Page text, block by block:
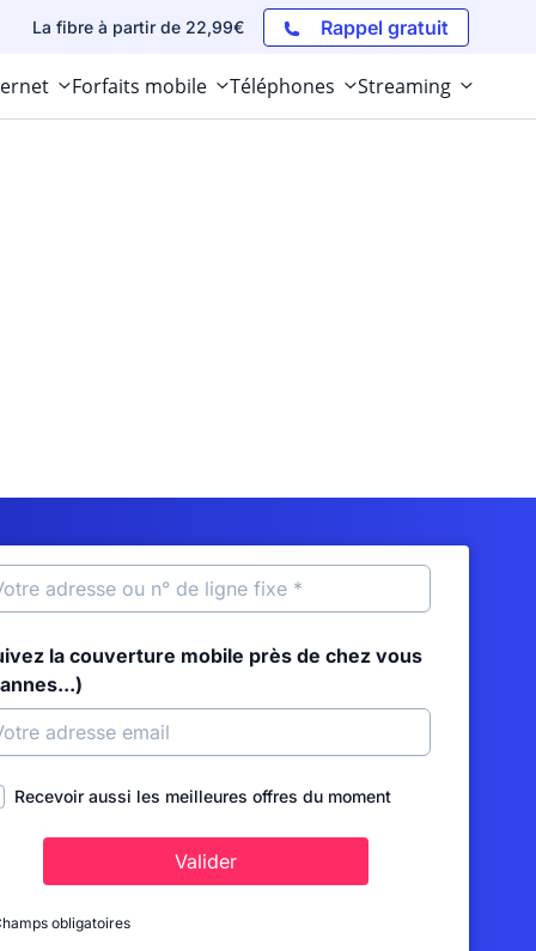
La fibre à partir de 22,99€ Rappel gratuit
Forfaits mobile Téléphones Streaming
la couverture mobile près de chez vous
Recevoir aussi les meilleures offres du moment
Valider
obligatoires